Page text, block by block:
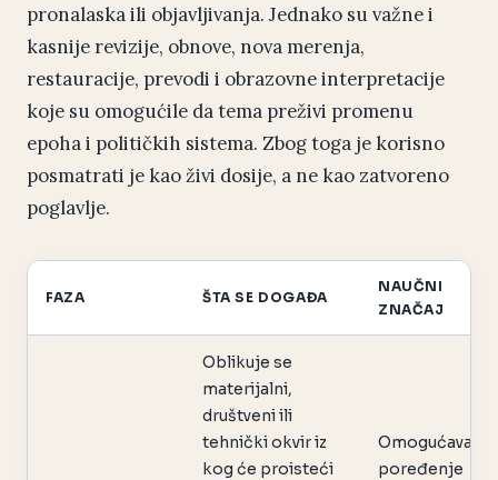
pronalaska ili objavljivanja. Jednako su važne i
kasnije revizije, obnove, nova merenja,
restauracije, prevodi i obrazovne interpretacije
koje su omogućile da tema preživi promenu
epoha i političkih sistema. Zbog toga je korisno
posmatrati je kao živi dosije, a ne kao zatvoreno
poglavlje.
FAZA ŠTA SE DOGAĐA
NAUČNI
ZNAČAJ
Oblikuje se
materijalni,
društveni ili
tehnički okvir iz
kog će proisteći
Omogućava
poređenje